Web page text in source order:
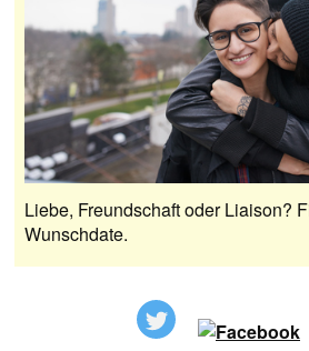
Liebe, Freundschaft oder Liaison?
Wunschdate.